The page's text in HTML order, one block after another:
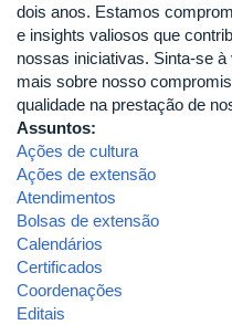
dois anos. Estamos
e insights valiosos que
nossas iniciativas. Sinta-se
mais sobre nosso
qualidade na prestação de
Assuntos:
Ações de cultura
Ações de extensão
Atendimentos
Bolsas de extensão
Calendários
Certificados
Coordenações
Editais